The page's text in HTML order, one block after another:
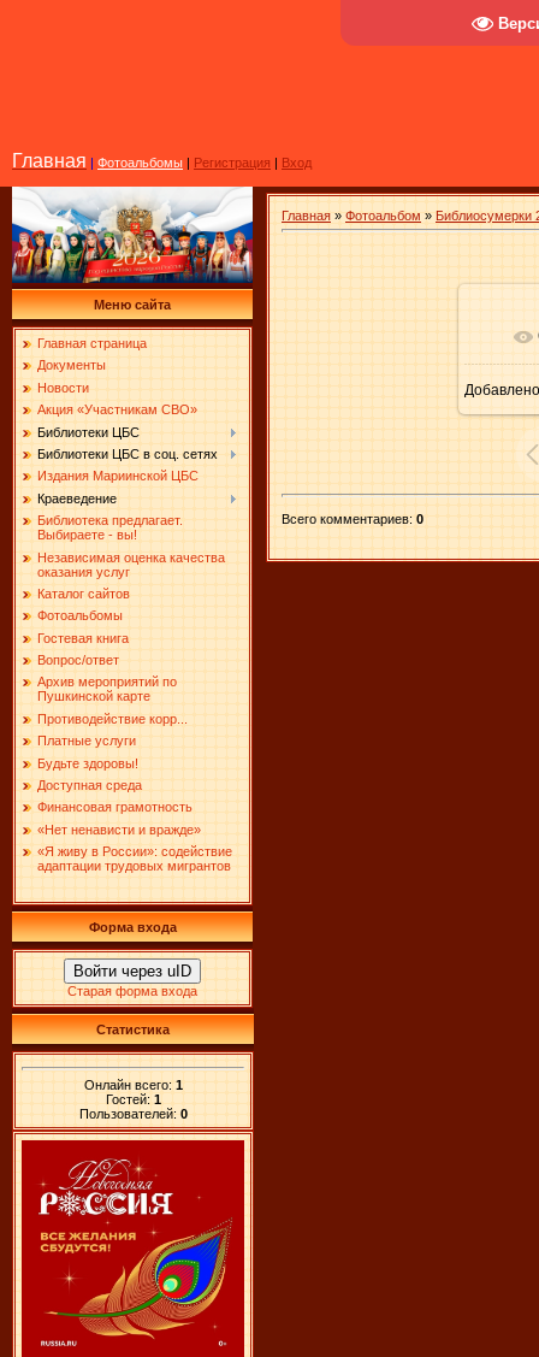
Главная | Фотоальбомы | Регистрация | Вход
Меню сайта
Главная страница
Документы
Новости
Акция «Участникам СВО»
Библиотеки ЦБС
Библиотеки ЦБС в соц. сетях
Издания Мариинской ЦБС
Краеведение
Библиотека предлагает.
Выбираете - вы!
Независимая оценка качества
оказания услуг
Каталог сайтов
Фотоальбомы
Гостевая книга
Вопрос/ответ
Архив мероприятий по
Пушкинской карте
Противодействие корр...
Платные услуги
Будьте здоровы!
Доступная среда
Финансовая грамотность
«Нет ненависти и вражде»
«Я живу в России»: содействие
адаптации трудовых мигрантов
Форма входа
Войти через uID
Старая форма входа
Статистика
Онлайн всего: 1
Гостей: 1
Пользователей: 0
Главная » Фотоальбом » Библиосумерки
В
Добавлено
Всего комментариев: 0